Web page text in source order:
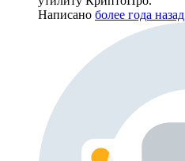
Написано более года назад